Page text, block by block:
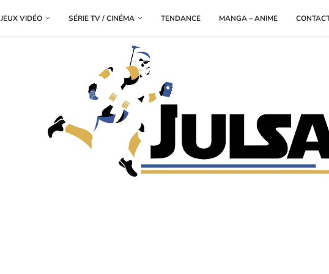
JEUX VIDÉO SÉRIE TV / CINÉMA TENDANCE MANGA – ANIME